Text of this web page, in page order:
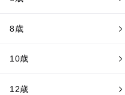
8歳
10歳
12歳